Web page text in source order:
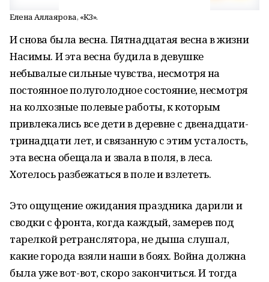
Елена Аллаярова, «КЗ».
И снова была весна. Пятнадцатая весна в жизни
Насимы. И эта весна будила в девушке
небывалые сильные чувства, несмотря на
постоянное полуголодное состояние, несмотря
на колхозные полевые работы, к которым
привлекались все дети в деревне с двенадцати-
тринадцати лет, и связанную с этим усталость,
эта весна обещала и звала в поля, в леса.
Хотелось разбежаться в поле и взлететь.
Это ощущение ожидания праздника дарили и
сводки с фронта, когда каждый, замерев под
тарелкой ретранслятора, не дыша слушал,
какие города взяли наши в боях. Война должна
была уже вот-вот, скоро закончиться. И тогда